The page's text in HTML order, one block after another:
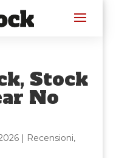
Stock
No
| Recensioni,